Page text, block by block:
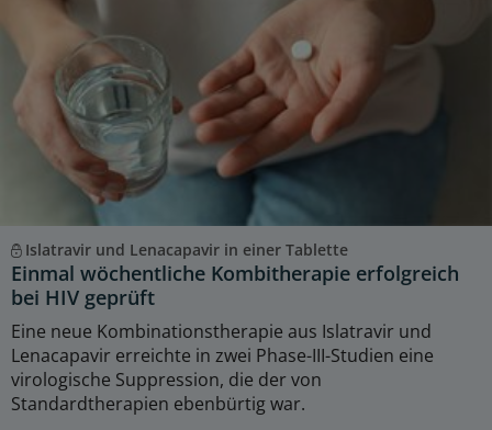
Islatravir und Lenacapavir in einer Tablette
Einmal wöchentliche Kombitherapie erfolgreich
bei HIV geprüft
Eine neue Kombinationstherapie aus Islatravir und
Lenacapavir erreichte in zwei Phase-III-Studien eine
virologische Suppression, die der von
Standardtherapien ebenbürtig war.